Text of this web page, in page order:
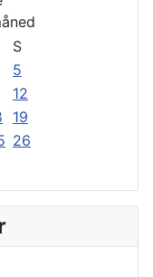
S
5
12
19
26